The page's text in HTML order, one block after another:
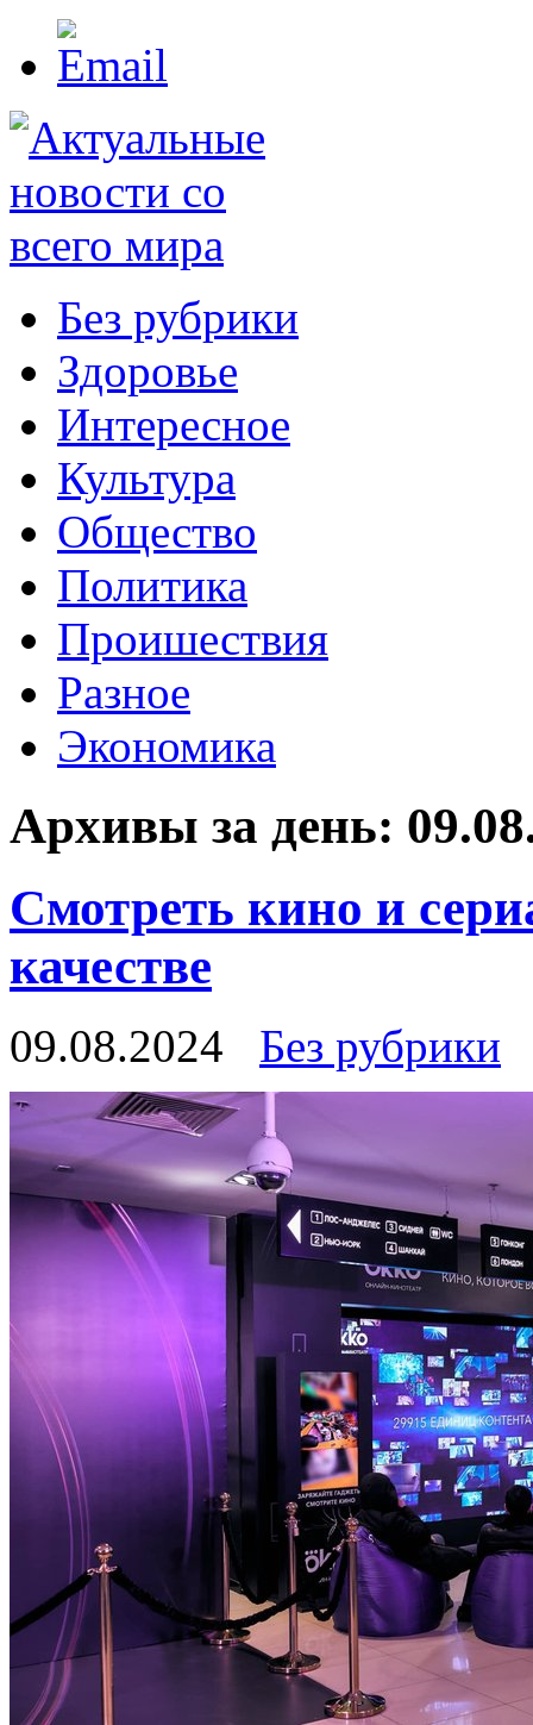
Без рубрики
Здоровье
Интересное
Культура
Общество
Политика
Проишествия
Разное
Экономика
Архивы за день:
Смотреть кино и
качестве
09.08.2024 Без рубрики